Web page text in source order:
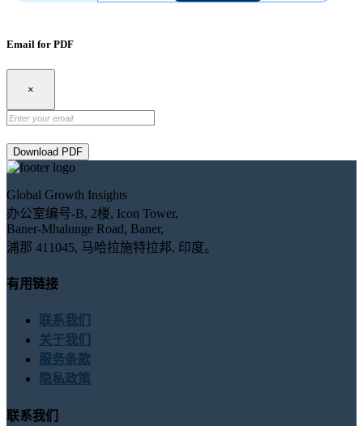
Email for PDF
×
Download PDF
Global Growth Insights
办公室编号-B, 2楼, Icon Tower,
Baner-Mhalunge Road, Baner,
浦那 411045, 马哈拉施特拉邦, 印度。
有用链接
联系我们
关于我们
服务条款
隐私政策
联系我们